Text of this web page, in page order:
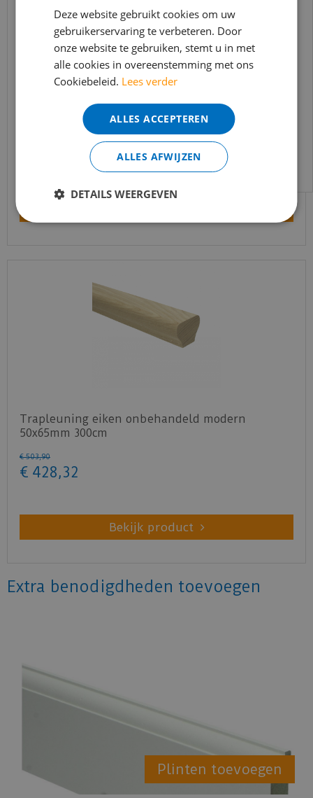
Trapleuning eik onbehandeld sleutelgat
40x60mm 350cm
Trapleuning eiken onbehandeld modern
50x65mm 300cm
€ 503,90
€ 428,32
Bekijk product
Extra benodigdheden toevoegen
Plinten toevoegen
In verband met de vakantie periode zijn wij
t/m 14 augustus telefonisch helaas niet
bereikbaar.
Bestelling worden uiteraard verwerkt
echter iets minder snel dan wat je van ons
gewend bent.
Voor vragen kan je ons bereiken via
info@merkvloerenwinkel.nl
Deze website gebruikt cookies om uw
gebruikerservaring te verbeteren. Door
onze website te gebruiken, stemt u in met
alle cookies in overeenstemming met ons
Cookiebeleid. Lees verder
ALLES ACCEPTEREN
ALLES AFWIJZEN
DETAILS WEERGEVEN